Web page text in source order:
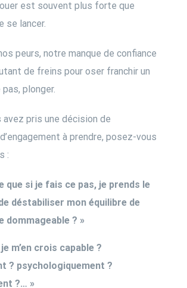
est souvent plus forte que
se lancer.
peurs, notre manque de confiance
de freins pour oser franchir un
plonger.
avez pris une décision de
à prendre, posez-vous
:
que si je fais ce pas, je prends le
déstabiliser mon équilibre de
dommageable ? »
m’en crois capable ?
? psychologiquement ?
?… »